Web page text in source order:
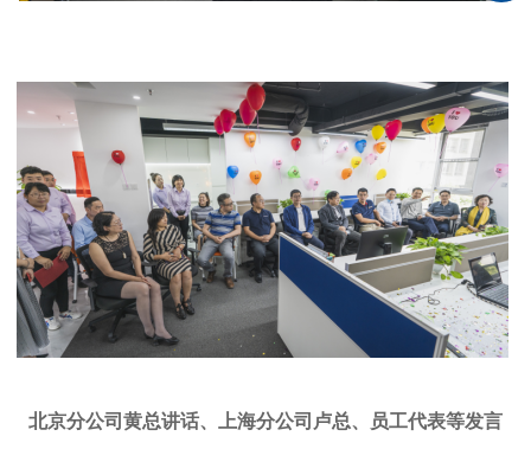
北京分公司黄总讲话、上海分公司卢总、员工代表等发言